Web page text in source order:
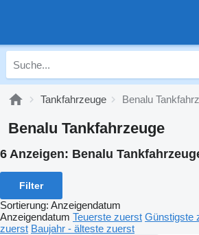
Tankfahrzeuge Benalu
Benalu Tankfahrzeuge
6 Anzeigen: Benalu
Filter
Sortierung: Anzeigendatum
Anzeigendatum Teuerste zuerst Günstigste
zuerst Baujahr - älteste zuerst